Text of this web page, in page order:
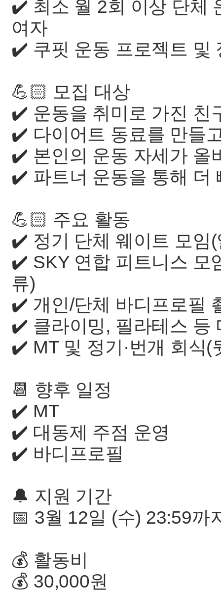
✔️ 최소 월 2회 이상 단체
여자
✔️ 쿠핏 운동 프로젝트 및
💪🏻 모집 대상
✔️ 운동을 취미로 가진 친
✔️ 다이어트 동료를 만들
✔️ 본인의 운동 자세가 올
✔️ 파트너 운동을 통해 더
💪🏻 주요 활동
✔️ 정기 단체 웨이트 모임
✔️ SKY 연합 피트니스 모
류)
✔️ 개인/단체 바디프로필
✔️ 클라이밍, 필라테스 등
✔️ MT 및 정기·번개 회식(
📆 향후 일정
✔️ MT
✔️ 대동제 주점 운영
✔️ 바디프로필
🔔 지원 기간
📅 3월 12일 (수) 23:59까
💰 활동비
💰 30,000원